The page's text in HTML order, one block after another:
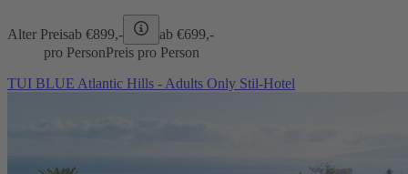
Alter Preisab €899,- ab €699,-
pro PersonPreis pro Person
TUI BLUE Atlantic Hills - Adults Only Stil-Hotel